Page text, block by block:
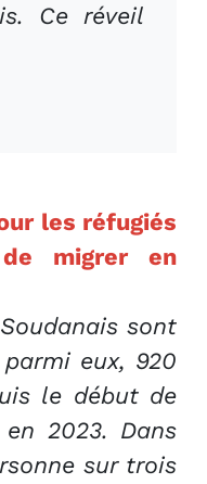
Ce réveil
les réfugiés
migrer en
sont
eux, 920
le début de
2023. Dans
sur trois